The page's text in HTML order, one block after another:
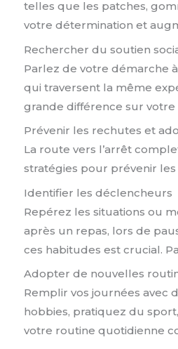
telles que les patches,
votre détermination et
Rechercher du soutien
Parlez de votre démarche
qui traversent la même
grande différence sur votre
Prévenir les rechutes et
La route vers l’arrêt
stratégies pour prévenir
Identifier les déclencheurs
Repérez les situations ou
après un repas, lors de
ces habitudes est crucial.
Adopter de nouvelles
Remplir vos journées avec
hobbies, pratiquez du
votre routine quotidienne